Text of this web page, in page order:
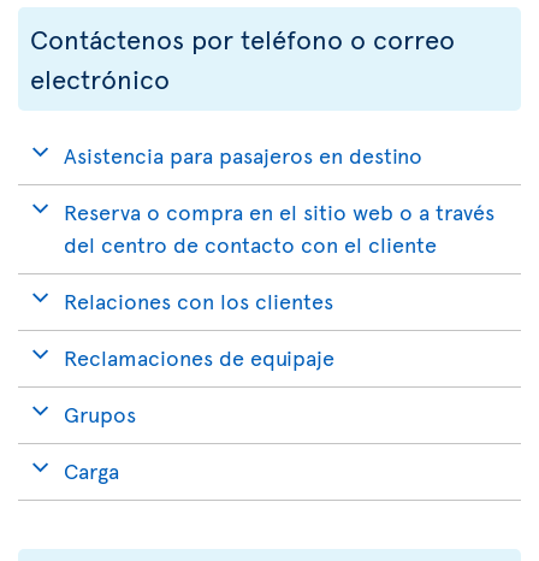
Contáctenos por teléfono o correo
electrónico
Asistencia para pasajeros en destino
Reserva o compra en el sitio web o a través
del centro de contacto con el cliente
Relaciones con los clientes
Reclamaciones de equipaje
Grupos
Carga